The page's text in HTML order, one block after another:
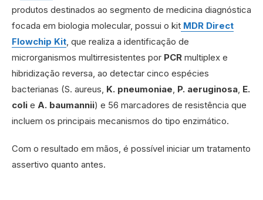
produtos destinados ao segmento de medicina diagnóstica
focada em biologia molecular, possui o kit MDR Direct
Flowchip Kit , que realiza a identificação de
microrganismos multirresistentes por PCR multiplex e
hibridização reversa, ao detectar cinco espécies
bacterianas (S. aureus, K. pneumoniae P. aeruginosa E.
coli e A. baumannii) e 56 marcadores de resistência que
incluem os principais mecanismos do tipo enzimático.
Com o resultado em mãos, é possível iniciar um tratamento
assertivo quanto antes.